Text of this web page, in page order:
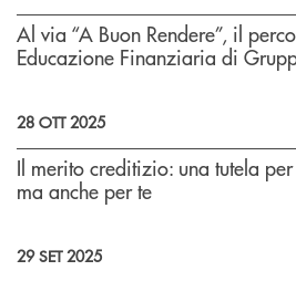
Al via “A Buon Rendere”, il
Educazione Finanziaria di
28 OTT 2025
Il merito creditizio: una tutela
ma anche per te
29 SET 2025